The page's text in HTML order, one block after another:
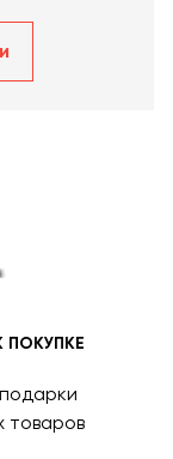
ПОКУПКЕ
товаров